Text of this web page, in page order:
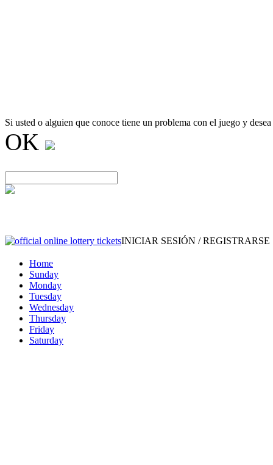
Si usted o alguien que conoce tiene un problema con el juego y
OK
INICIAR SESIÓN / REGISTRARSE
Home
Sunday
Monday
Tuesday
Wednesday
Thursday
Friday
Saturday